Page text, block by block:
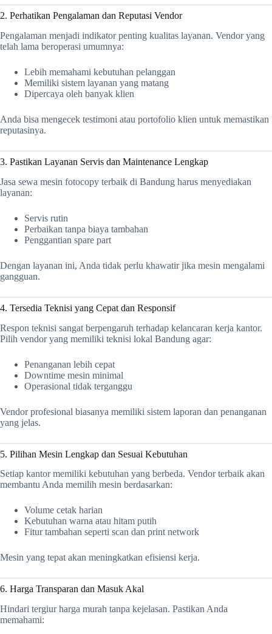
2. Perhatikan Pengalaman dan Reputasi Vendor
Pengalaman menjadi indikator penting kualitas layanan. Vendor yang
telah lama beroperasi umumnya:
Lebih memahami kebutuhan pelanggan
Memiliki sistem layanan yang matang
Dipercaya oleh banyak klien
Anda bisa mengecek testimoni atau portofolio klien untuk memastikan
reputasinya.
3. Pastikan Layanan Servis dan Maintenance Lengkap
Jasa sewa mesin fotocopy terbaik di Bandung harus menyediakan
layanan:
Servis rutin
Perbaikan tanpa biaya tambahan
Penggantian spare part
Dengan layanan ini, Anda tidak perlu khawatir jika mesin mengalami
gangguan.
4. Tersedia Teknisi yang Cepat dan Responsif
Respon teknisi sangat berpengaruh terhadap kelancaran kerja kantor.
Pilih vendor yang memiliki teknisi lokal Bandung agar:
Penanganan lebih cepat
Downtime mesin minimal
Operasional tidak terganggu
Vendor profesional biasanya memiliki sistem laporan dan penanganan
yang jelas.
5. Pilihan Mesin Lengkap dan Sesuai Kebutuhan
Setiap kantor memiliki kebutuhan yang berbeda. Vendor terbaik akan
membantu Anda memilih mesin berdasarkan:
Volume cetak harian
Kebutuhan warna atau hitam putih
Fitur tambahan seperti scan dan print network
Mesin yang tepat akan meningkatkan efisiensi kerja.
6. Harga Transparan dan Masuk Akal
Hindari tergiur harga murah tanpa kejelasan. Pastikan Anda
memahami: